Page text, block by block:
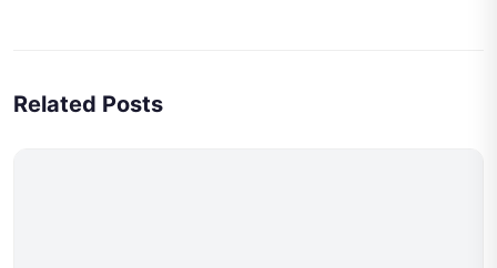
Related Posts